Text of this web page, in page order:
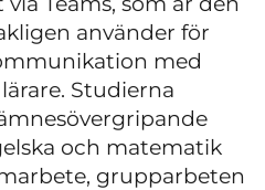
använder för
med
Studierna
och matematik
grupparbeten